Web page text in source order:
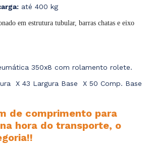
até 400 kg
em estrutura tubular, barras chatas e eixo
350x8 com rolamento rolete.
X 43 Largura Base X 50 Comp. Base
de comprimento para
hora do transporte, o